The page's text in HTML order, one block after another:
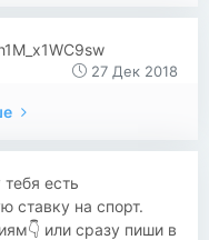
27 Дек 2018
есть
ставку на спорт.
или сразу пиши в